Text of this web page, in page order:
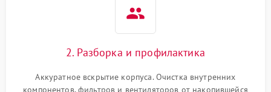
2. Разборка и профилактика
Аккуратное вскрытие корпуса. Очистка внутренних
компонентов, фильтров и вентиляторов от накопившейся